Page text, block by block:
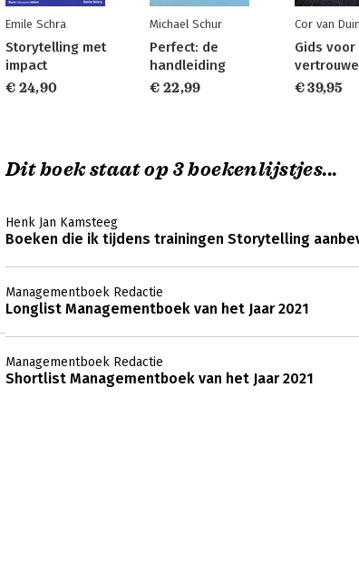
Emile Schra
Storytelling met
impact
€ 24,90
Michael Schur
Perfect: de
handleiding
€ 22,99
Cor van
Gids voor
€ 39,95
Dit boek staat op 3 boekenlijstjes...
Henk Jan Kamsteeg
Boeken die ik tijdens trainingen Storytelling
Managementboek Redactie
Longlist Managementboek van het Jaar 2021
Managementboek Redactie
Shortlist Managementboek van het Jaar 2021